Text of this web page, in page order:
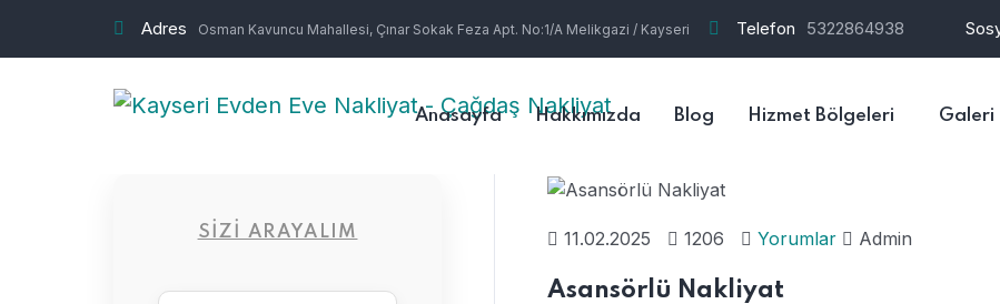
Adres Osman Kavuncu Mahallesi, Çınar Sokak Feza Apt. No:1/A Melikgazi / Kayseri Telefon 5322864938
Anasayfa Hakkımızda Blog Hizmet Bölgeleri Galeri
11.02.2025 1206 Yorumlar Admin
Asansörlü Nakliyat
SIZI ARAYALIM